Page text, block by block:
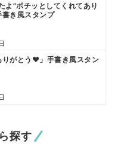
よ”ポチッとしてくれてあり
き風スタンプ
りがとう♥」手書き風スタン
探す